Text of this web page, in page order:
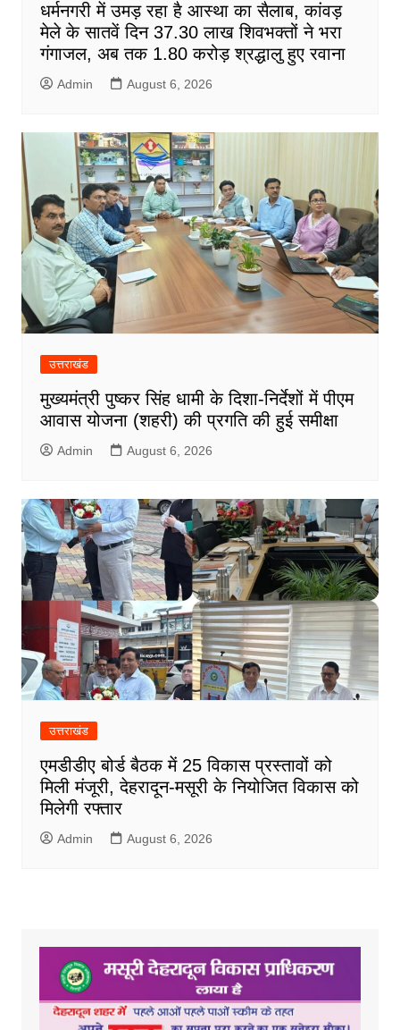
धर्मनगरी में उमड़ रहा है आस्था का सैलाब, कांवड़
मेले के सातवें दिन 37.30 लाख शिवभक्तों ने भरा
गंगाजल, अब तक 1.80 करोड़ श्रद्धालु हुए रवाना
Admin August 6, 2026
उत्तराखंड
मुख्यमंत्री पुष्कर सिंह धामी के दिशा-निर्देशों में पीएम
आवास योजना (शहरी) की प्रगति की हुई समीक्षा
Admin August 6, 2026
उत्तराखंड
एमडीडीए बोर्ड बैठक में 25 विकास प्रस्तावों को
मिली मंजूरी, देहरादून-मसूरी के नियोजित विकास को
मिलेगी रफ्तार
Admin August 6, 2026